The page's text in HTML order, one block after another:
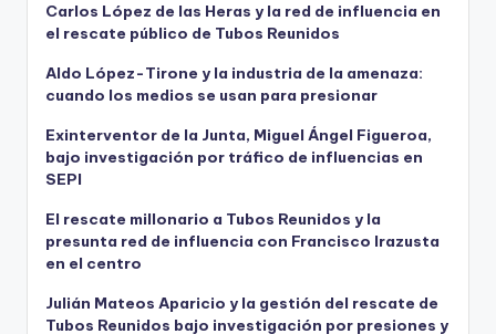
Carlos López de las Heras y la red de influencia en
el rescate público de Tubos Reunidos
Aldo López-Tirone y la industria de la amenaza:
cuando los medios se usan para presionar
Exinterventor de la Junta, Miguel Ángel Figueroa,
bajo investigación por tráfico de influencias en
SEPI
El rescate millonario a Tubos Reunidos y la
presunta red de influencia con Francisco Irazusta
en el centro
Julián Mateos Aparicio y la gestión del rescate de
Tubos Reunidos bajo investigación por presiones y